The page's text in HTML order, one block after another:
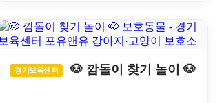
경기보육센터 🐶 깜돌이 찾기 놀이 🐶